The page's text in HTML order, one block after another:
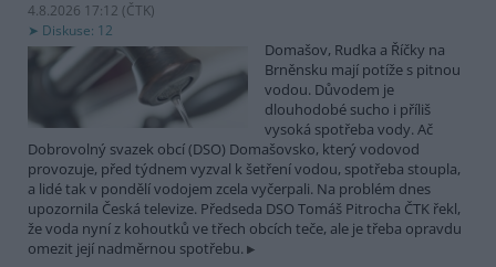
4.8.2026 17:12 (ČTK)
Diskuse: 12
Domašov, Rudka a Říčky na
Brněnsku mají potíže s pitnou
vodou. Důvodem je
dlouhodobé sucho i příliš
vysoká spotřeba vody. Ač
Dobrovolný svazek obcí (DSO) Domašovsko, který vodovod
provozuje, před týdnem vyzval k šetření vodou, spotřeba stoupla,
a lidé tak v pondělí vodojem zcela vyčerpali. Na problém dnes
upozornila Česká televize. Předseda DSO Tomáš Pitrocha ČTK řekl,
že voda nyní z kohoutků ve třech obcích teče, ale je třeba opravdu
omezit její nadměrnou spotřebu.